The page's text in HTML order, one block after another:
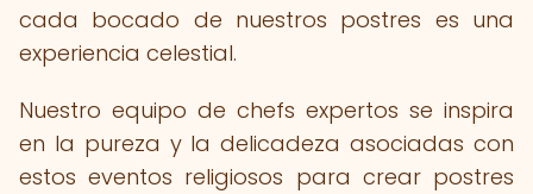
cada bocado de nuestros postres es una
experiencia celestial.
Nuestro equipo de chefs expertos se inspira
en la pureza y la delicadeza asociadas con
estos eventos religiosos para crear postres